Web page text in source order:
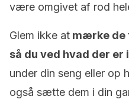
være omgivet af rod
Glem ikke at mærke de
så du ved hvad der er
under din seng eller op
også sætte dem i din